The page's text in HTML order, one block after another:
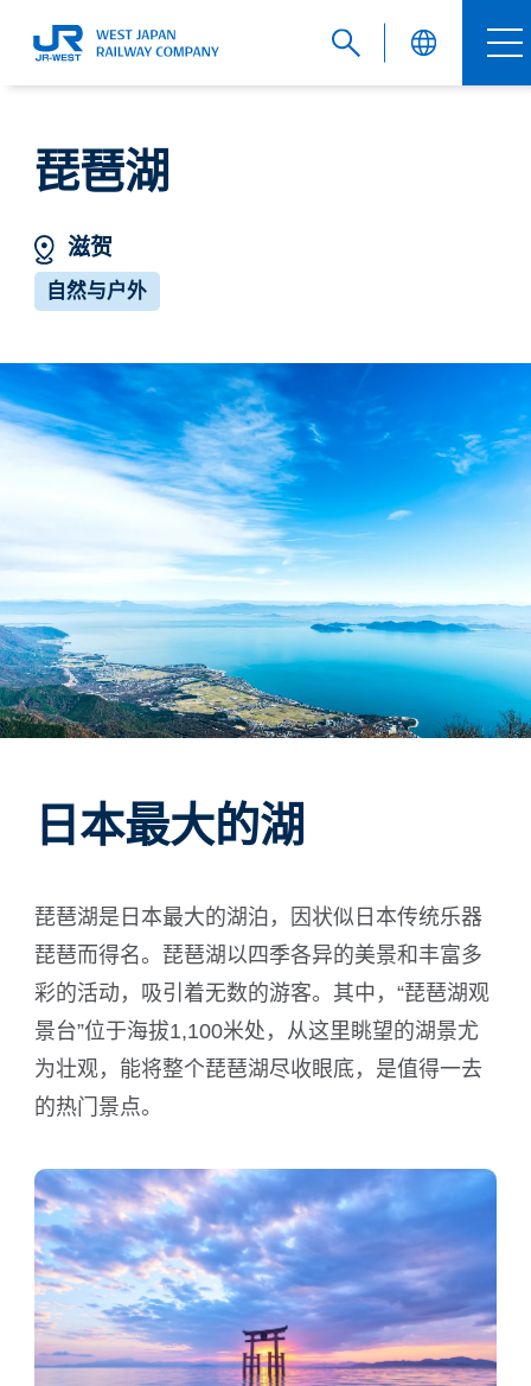
English
繁體中文
簡体中文
한국어
ภาษาไทย
琵琶湖
滋贺
自然与户外
日本最大的湖
琵琶湖是日本最大的湖泊，因状似日本传统乐器
琵琶而得名。琵琶湖以四季各异的美景和丰富多
彩的活动，吸引着无数的游客。其中，“琵琶湖观
景台”位于海拔1,100米处，从这里眺望的湖景尤
为壮观，能将整个琵琶湖尽收眼底，是值得一去
的热门景点。